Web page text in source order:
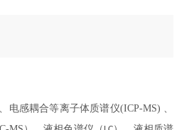
电感耦合等离子体质谱仪(ICP-MS) 、